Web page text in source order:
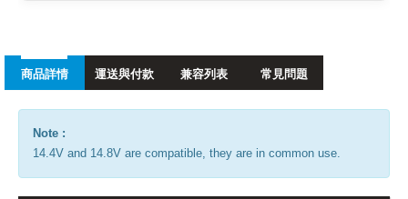
商品詳情 運送與付款 兼容列表 常見問題
Note :
14.4V and 14.8V are compatible, they are in common use.